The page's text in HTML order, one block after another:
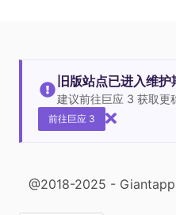
旧版站点已进入维护
建议前往巨应 3 获取更
前往巨应 3
@2018-2025 -